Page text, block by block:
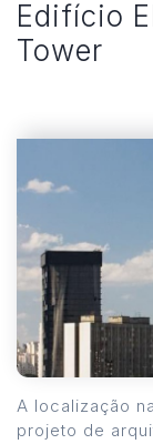
Edifício
Tower
A localização
projeto de